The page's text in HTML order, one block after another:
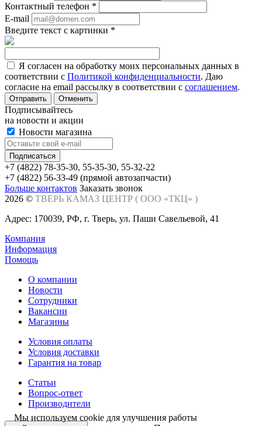
Контактный телефон *
E-mail
Введите текст с картинки *
Я согласен на обработку моих персональных данных в
соответствии с Политикой конфиденциальности. Даю
согласие на email рассылку в соответствии с соглашением.
Отменить
Подписывайтесь
на новости и акции
Новости магазина
+7 (4822) 78-35-30, 55-35-30, 55-32-22
+7 (4822) 56-33-49 (прямой автозапчасти)
Больше контактов Заказать звонок
2026 © ТВЕРЬ КАМАЗ ЦЕНТР ( ООО «ТКЦ» )
Адрес: 170039, РФ, г. Тверь, ул. Паши Савельевой, 41
Компания
Информация
Помощь
О компании
Новости
Сотрудники
Вакансии
Магазины
Условия оплаты
Условия доставки
Гарантия на товар
Статьи
Вопрос-ответ
Производители
Мы используем cookie для улучшения работы